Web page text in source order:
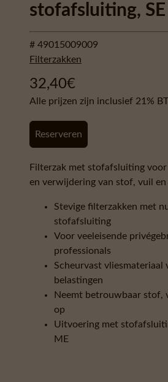
stofafsluiting,
# 49015009009
Filterzakken
32,40€
Alle prijzen zijn inclusief 21%
Reserveren
Filterzak met stofafsluiting
en verwijdering van stof, vuil
Stevige filterzakken met
stofafsluiting
Voor veeleisende
professionals
Scheurvast vliesmateriaal
belastingen
Neemt betrouwbaar stof,
op
Uitvoering met
ME